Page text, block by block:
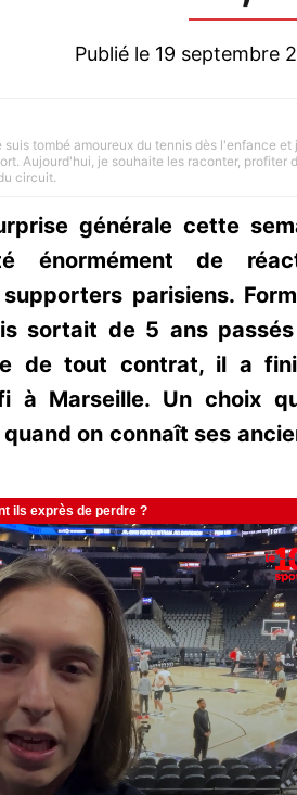
Publié le 19 septembre
tombé amoureux du tennis dès l'enfance et
Aujourd'hui, je souhaite les raconter, profiter
circuit.
générale cette
énormément de
parisiens.
sortait de 5 ans
de tout contrat, il a
à Marseille. Un choix
on connaît ses